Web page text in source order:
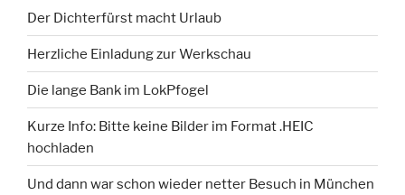
Der Dichterfürst macht Urlaub
Herzliche Einladung zur Werkschau
Die lange Bank im LokPfogel
Kurze Info: Bitte keine Bilder im Format .HEIC
hochladen
Und dann war schon wieder netter Besuch in München